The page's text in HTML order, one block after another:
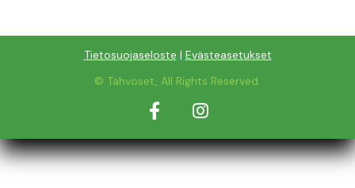
Tietosuojaseloste | Evästeasetukset
© Tahvoset, All Rights Reserved.
Facebook